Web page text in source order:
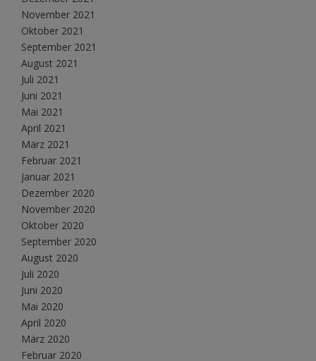
November 2021
Oktober 2021
September 2021
August 2021
Juli 2021
Juni 2021
Mai 2021
April 2021
März 2021
Februar 2021
Januar 2021
Dezember 2020
November 2020
Oktober 2020
September 2020
August 2020
Juli 2020
Juni 2020
Mai 2020
April 2020
März 2020
Februar 2020